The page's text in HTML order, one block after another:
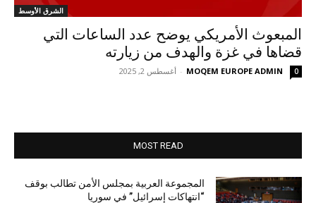
الشرق الأوسط
المبعوث الأمريكي يوضح عدد الساعات التي
قضاها في غزة والهدف من زيارته
MOQEM EUROPE ADMIN
- أغسطس 2, 2025 0
MOST READ
المجموعة العربية بمجلس الأمن تطالب بوقف
“انتهاكات إسرائيل” في سوريا